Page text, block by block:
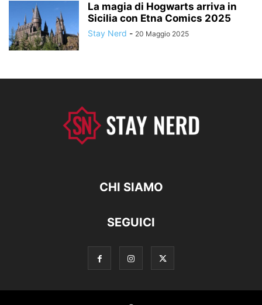
La magia di Hogwarts arriva in
Sicilia con Etna Comics 2025
Stay Nerd - 20 Maggio 2025
CHI SIAMO
SEGUICI